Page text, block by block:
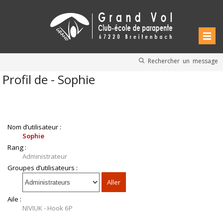
Rechercher un message
Profil de - Sophie
Nom d’utilisateur :
Sophie
Rang :
Administrateur
Groupes d’utilisateurs :
Aile :
NIVIUK - Hook 6P